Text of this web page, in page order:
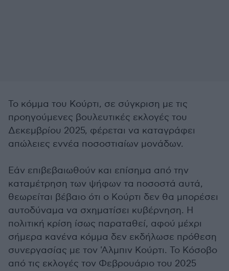
Το κόμμα του Κούρτι, σε σύγκριση με τις
προηγούμενες βουλευτικές εκλογές του
Δεκεμβρίου 2025, φέρεται να καταγράφει
απώλειες εννέα ποσοστιαίων μονάδων.
Εάν επιβεβαιωθούν και επίσημα από την
καταμέτρηση των ψήφων τα ποσοστά αυτά,
θεωρείται βέβαιο ότι ο Κούρτι δεν θα μπορέσει
αυτοδύναμα να σχηματίσει κυβέρνηση. Η
πολιτική κρίση ίσως παραταθεί, αφού μέχρι
σήμερα κανένα κόμμα δεν εκδήλωσε πρόθεση
συνεργασίας με τον 'Αλμπιν Κούρτι. Το Κόσοβο
από τις εκλογές τον Φεβρουάριο του 2025